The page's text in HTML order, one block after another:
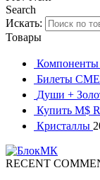
Search
Искать:
Товары
Билеты
Души +
Купить M$
Кристаллы
RECENT